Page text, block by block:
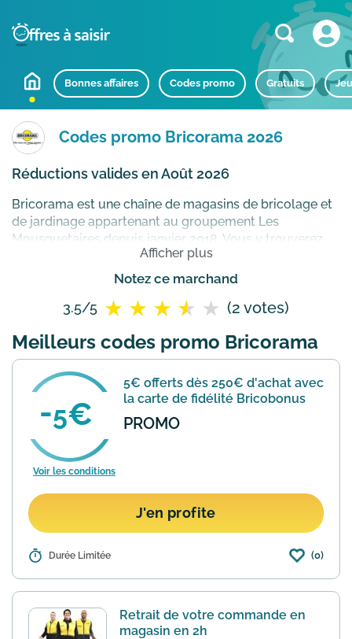
Bonnes affaires Codes promo Gratuits
Codes promo Bricorama 2026
Réductions valides en Août 2026
Bricorama est une chaîne de magasins de bricolage et
de jardinage appartenant au groupement Les
Mousquetaires depuis janvier 2018. Vous y trouverez
tous les articles et outils nécessaires pour entretenir
votre maison ou votre jardin. Le site vous propose des
grandes marques de bricolage.
Comment utiliser un
Afficher plus
Notez ce marchand
3.5/5 (2 votes)
Meilleurs codes promo Bricorama
5
5€ offerts dès 250€ d'achat avec
la carte de fidélité Bricobonus
PROMO
Voir les conditions
J'en profite
Détails : En adhérant à la carte de fidélité
fidélité pour chaque euro dépensé. Dès
250 points (soit 250€) vous recevrez un
bon d'achat de 5€.En savoir plus
Durée Limitée (0)
Retrait de votre commande en
magasin en 2h